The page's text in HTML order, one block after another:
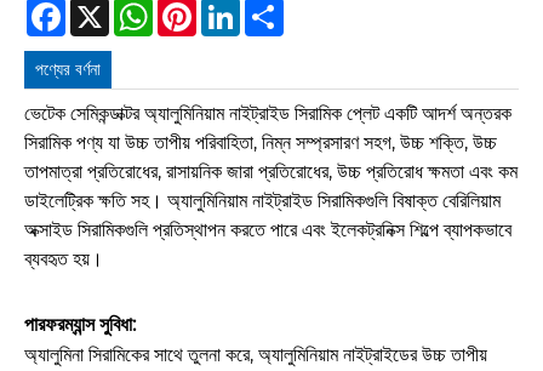
Facebook
X WhatsAppPinterestLinkedIn
পণ্যের বর্ণনা
ভেটেক সেমিকন্ডাক্টর অ্যালুমিনিয়াম নাইট্রাইড সিরামিক প্লেট একটি আদর্শ অন্তরক
সিরামিক পণ্য যা উচ্চ তাপীয় পরিবাহিতা, নিম্ন সম্প্রসারণ সহগ, উচ্চ শক্তি, উচ্চ
তাপমাত্রা প্রতিরোধের, রাসায়নিক জারা প্রতিরোধের, উচ্চ প্রতিরোধ ক্ষমতা এবং কম
ডাইলেট্রিক ক্ষতি সহ। অ্যালুমিনিয়াম নাইট্রাইড সিরামিকগুলি বিষাক্ত বেরিলিয়াম
অক্সাইড সিরামিকগুলি প্রতিস্থাপন করতে পারে এবং ইলেকট্রনিক্স শিল্পে ব্যাপকভাবে
ব্যবহৃত হয়।
পারফরম্যান্স সুবিধা:
অ্যালুমিনা সিরামিকের সাথে তুলনা করে, অ্যালুমিনিয়াম নাইট্রাইডের উচ্চ তাপীয়